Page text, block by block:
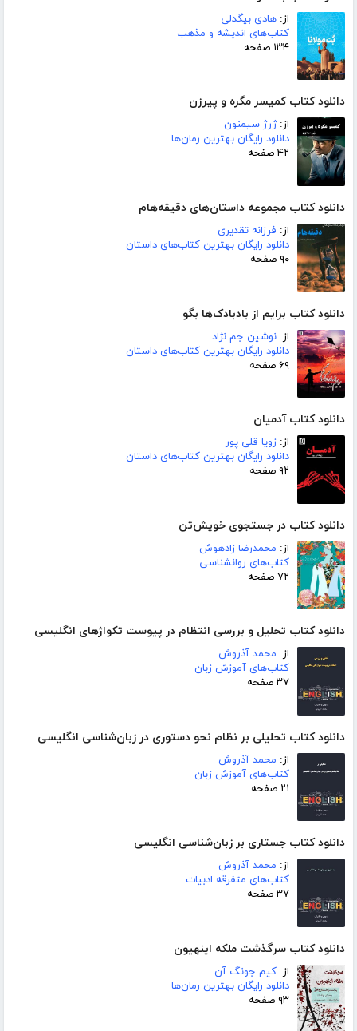
از: هادی بیگدلی
کتاب‌های اندیشه و مذهب
۱۳۴ صفحه
دانلود کتاب کمیسر مگره و پیرزن
از:ژرژ سیمنون
دانلود رایگان بهترین رمان‌ها
۴۲ صفحه
دانلود کتاب مجموعه داستان‌های دقیقه‌هام
از: فرزانه تقدیری
دانلود رایگان بهترین کتاب‌های داستان
۹۰ صفحه
دانلود کتاب برایم از بادبادک‌ها بگو
از: نوشین جم نژاد
دانلود رایگان بهترین کتاب‌های داستان
۶۹ صفحه
دانلود کتاب آدمیان
از: زویا قلی پور
دانلود رایگان بهترین کتاب‌های داستان
۹۲ صفحه
دانلود کتاب در جستجوی خویش‌تن
از: محمدرضا زادهوش
کتاب‌های روانشناسی
۷۲ صفحه
دانلود کتاب تحلیل و بررسی انتظام در پیوست تکواژهای انگلیسی
از: محمد آذروش
کتاب‌های آموزش زبان
۳۷ صفحه
دانلود کتاب تحلیلی بر نظام نحو دستوری در زبان‌شناسی انگلیسی
از: محمد آذروش
کتاب‌های آموزش زبان
۲۱ صفحه
دانلود کتاب جستاری بر زبان‌شناسی انگلیسی
از: محمد آذروش
کتاب‌های متفرقه ادبیات
۳۷ صفحه
دانلود کتاب سرگذشت ملکه اینهیون
از: کیم جونگ آن
دانلود رایگان بهترین رمان‌ها
۹۳ صفحه